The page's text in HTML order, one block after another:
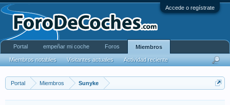
Accede o regístrate
Portal Miembros Sunyke
Portal empeñar mi coche Foros Miembros
Miembros notables Visitantes actuales Actividad reciente